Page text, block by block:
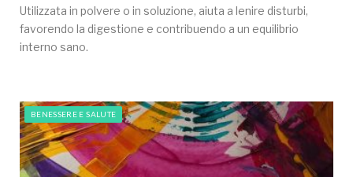
Utilizzata in polvere o in soluzione, aiuta a lenire disturbi,
favorendo la digestione e contribuendo a un equilibrio
interno sano.
BENESSERE E SALUTE